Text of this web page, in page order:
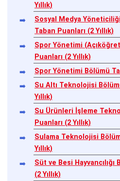
Yıllık)
Sosyal Medya
Taban Puanları (2 Yıllık)
Spor Yönetimi
Puanları (2 Yıllık)
Spor Yönetimi Bölümü
Su Altı Teknolojisi
Yıllık)
Su Ürünleri İşleme
Puanları (2 Yıllık)
Sulama Teknolojisi
Yıllık)
Süt ve Besi Hayvancılığı
(2 Yıllık)